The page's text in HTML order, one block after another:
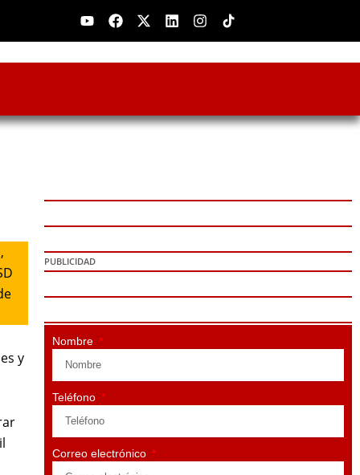
YoutubeFacebook
X-
twitter
LinkedinInstagram
y
PUBLICIDAD
Nombre
Teléfono
Correo electrónico